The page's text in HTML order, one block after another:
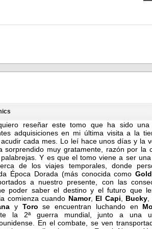
reseñar este tomo que ha sido
adquisiciones en mi última visita a la
cada mes. Lo leí hace unos días y la
sorprendido muy gratamente, razón por la
Y es que el tomo viene a ser
de los viajes temporales, donde
Época Dorada (más conocida como
a nuestro presente, con las
poder saber el destino y el futuro que
comienza cuando Namor, El Capi Bucky
y Torose encuentran luchando en
la 2ª guerra mundial, junto a una
En el combate, se ven